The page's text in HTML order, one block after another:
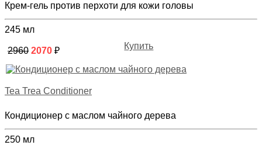
Крем-гель против перхоти для кожи головы
245 мл
2960 2070 ₽ Купить
Tea Trea Conditioner
Кондиционер с маслом чайного дерева
250 мл